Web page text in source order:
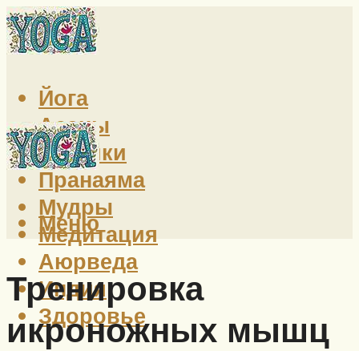
Йога
Асаны
Техники
Пранаяма
Мудры
Медитация
Аюрведа
Индия
Здоровье
Меню
Тренировка
икроножных мышц